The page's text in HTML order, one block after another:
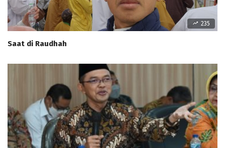
235
Saat di Raudhah